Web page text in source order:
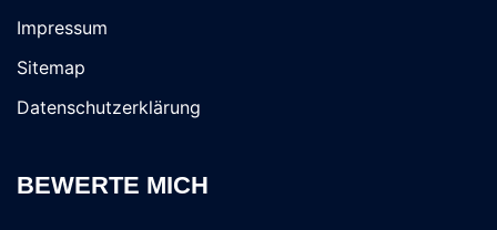
Impressum
Sitemap
Datenschutzerklärung
BEWERTE MICH